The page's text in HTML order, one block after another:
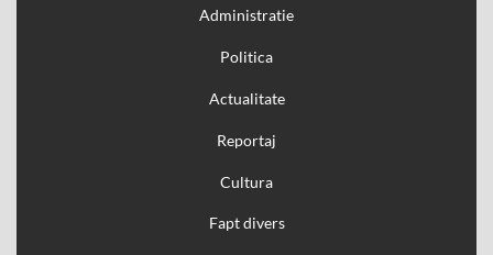
Administratie
Politica
Actualitate
Reportaj
Cultura
Fapt divers